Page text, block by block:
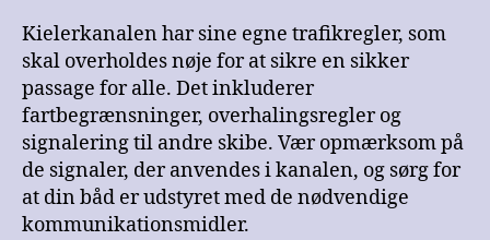
Kielerkanalen har sine egne trafikregler, som
skal overholdes nøje for at sikre en sikker
passage for alle. Det inkluderer
fartbegrænsninger, overhalingsregler og
signalering til andre skibe. Vær opmærksom på
de signaler, der anvendes i kanalen, og sørg for
at din båd er udstyret med de nødvendige
kommunikationsmidler.